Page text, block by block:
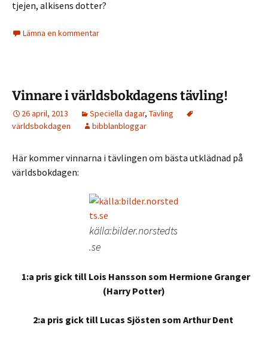
tjejen, alkisens dotter?
Lämna en kommentar
Vinnare i världsbokdagens tävling!
26 april, 2013 Speciella dagar, Tävling
världsbokdagen
bibblanbloggar
Här kommer vinnarna i tävlingen om bästa utklädnad på
världsbokdagen:
källa:bilder.norstedts
.se
1:a pris gick till Lois Hansson som Hermione Granger
(Harry Potter)
2:a pris gick till Lucas Sjösten som Arthur Dent